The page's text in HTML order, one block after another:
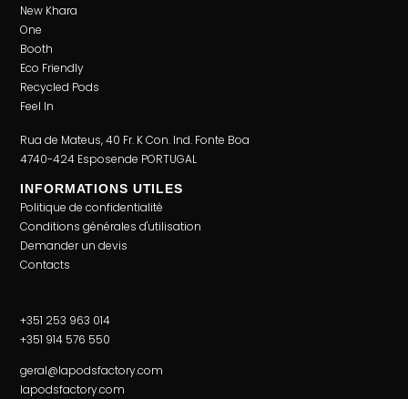
New Khara
One
Booth
Eco Friendly
Recycled Pods
Feel In
Rua de Mateus, 40 Fr. K Con. Ind. Fonte Boa
4740-424 Esposende PORTUGAL
INFORMATIONS UTILES
Politique de confidentialité
Conditions générales d'utilisation
Demander un devis
Contacts
+351 253 963 014
+351 914 576 550
geral@lapodsfactory.com
lapodsfactory.com